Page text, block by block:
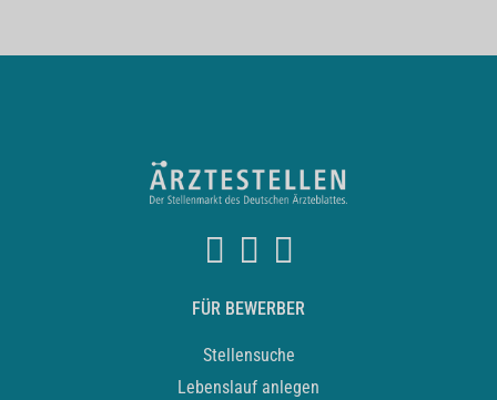
FÜR BEWERBER
Stellensuche
Lebenslauf anlegen